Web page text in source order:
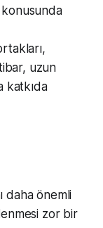
uzun
katkıda
daha önemli
zor bir